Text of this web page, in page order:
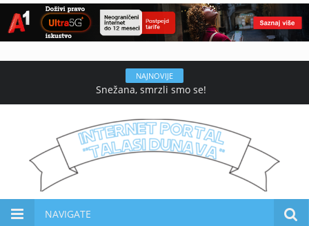
NAJNOVIJE
Snežana, smrzli smo se!
NAVIGATE